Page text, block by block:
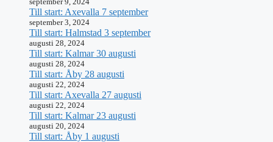
Till start: Axevalla 7 september
september 3, 2024
Till start: Halmstad 3 september
augusti 28, 2024
Till start: Kalmar 30 augusti
augusti 28, 2024
Till start: Åby 28 augusti
augusti 22, 2024
Till start: Axevalla 27 augusti
augusti 22, 2024
Till start: Kalmar 23 augusti
augusti 20, 2024
Till start: Åby 1 augusti